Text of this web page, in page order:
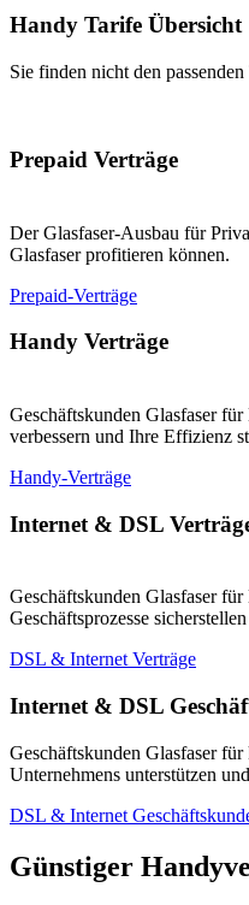
Handy Tarife Übersicht
Sie finden nicht den
Prepaid Verträge
Der Glasfaser-Ausbau für
Glasfaser profitieren können.
Prepaid-Verträge
Handy Verträge
Geschäftskunden Glasfaser
verbessern und Ihre Effizienz
Handy-Verträge
Internet & DSL
Geschäftskunden Glasfaser
Geschäftsprozesse
DSL & Internet Verträge
Internet & DSL
Geschäftskunden Glasfaser
Unternehmens unterstützen
DSL & Internet
Günstiger